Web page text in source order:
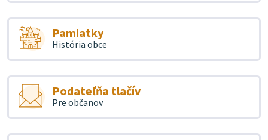
Pamiatky
História obce
Podateľňa tlačív
Pre občanov